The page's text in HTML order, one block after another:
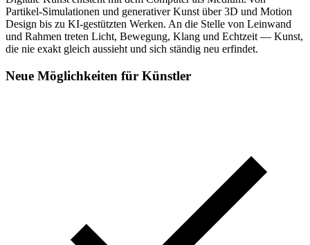
Partikel-Simulationen und generativer Kunst über 3D und Motion
Design bis zu KI-gestützten Werken. An die Stelle von Leinwand
und Rahmen treten Licht, Bewegung, Klang und Echtzeit — Kunst,
die nie exakt gleich aussieht und sich ständig neu erfindet.
Neue Möglichkeiten für Künstler